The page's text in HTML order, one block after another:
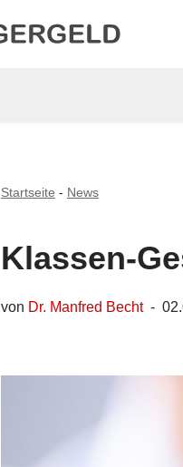
Startseite - News
Klassen-
von Dr. Manfred Becht